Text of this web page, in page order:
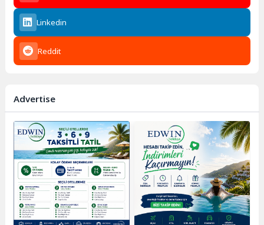
Linkedin
Reddit
Advertise